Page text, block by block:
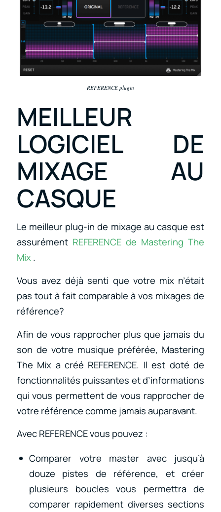
REFERENCE plugin
MEILLEUR
LOGICIEL DE
MIXAGE AU
CASQUE
Le meilleur plug-in de mixage au casque est
assurément REFERENCE de Mastering The
Mix.
Vous avez déjà senti que votre mix n’était
pas tout à fait comparable à vos mixages de
référence?
Afin de vous rapprocher plus que jamais du
son de votre musique préférée, Mastering
The Mix a créé REFERENCE. Il est doté de
fonctionnalités puissantes et d’informations
qui vous permettent de vous rapprocher de
votre référence comme jamais auparavant.
Avec REFERENCE vous pouvez :
Comparer votre master avec jusqu’à
douze pistes de référence, et créer
plusieurs boucles vous permettra de
comparer rapidement diverses sections